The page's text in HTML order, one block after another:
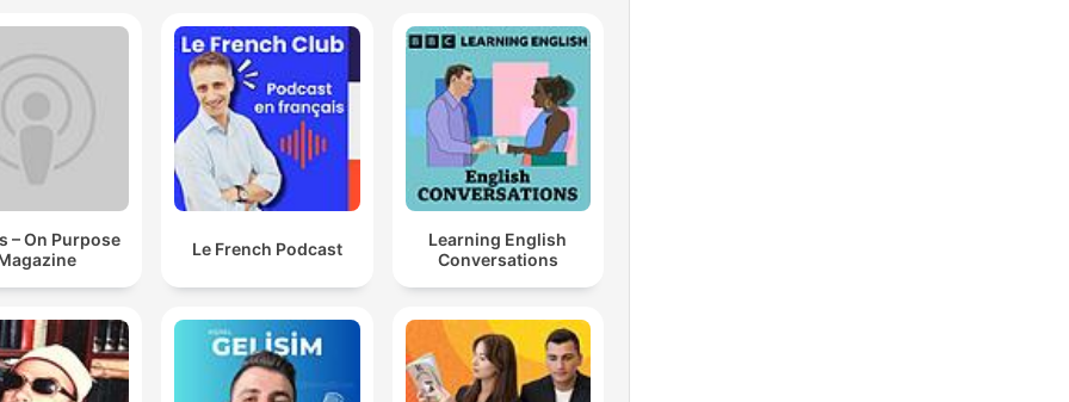
– On Purpose
Le French Podcast
Learning English
Conversations